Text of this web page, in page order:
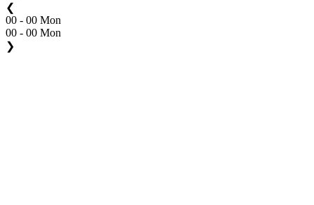
❮
00 - 00 Mon
00 - 00 Mon
❯